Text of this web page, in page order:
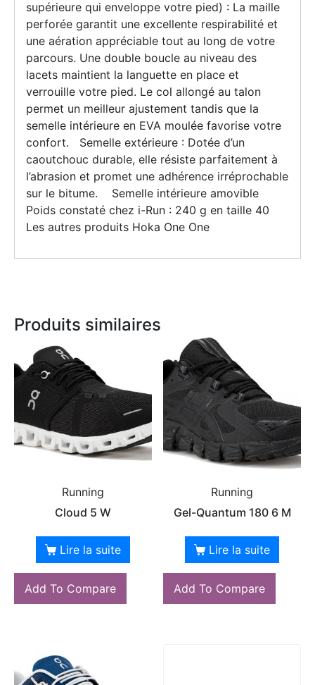
supérieure qui enveloppe votre pied) : La maille
perforée garantit une excellente respirabilité et
une aération appréciable tout au long de votre
parcours. Une double boucle au niveau des
lacets maintient la languette en place et
verrouille votre pied. Le col allongé au talon
permet un meilleur ajustement tandis que la
semelle intérieure en EVA moulée favorise votre
confort. Semelle extérieure : Dotée d’un
caoutchouc durable, elle résiste parfaitement à
l’abrasion et promet une adhérence irréprochable
sur le bitume. Semelle intérieure amovible
Poids constaté chez i-Run : 240 g en taille 40
Les autres produits Hoka One One
Produits similaires
Running
Cloud 5 W
Lire la suite
Add To Compare
Running
Gel-Quantum 180 6 M
Lire la suite
Add To Compare